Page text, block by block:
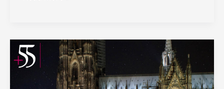
Os
Mercados